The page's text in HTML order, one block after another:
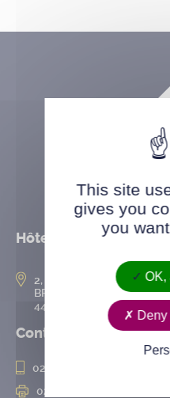
Hôtel de ville
2, rue de l’Hôtel-de-Ville
BP 50167
44802 Saint-Herblain cedex
Contact
02 28 25 20 00
02 28 25 20 10
This site
gives you
you
OK,